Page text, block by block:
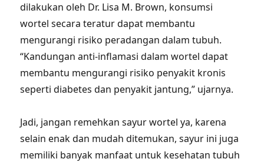
dilakukan oleh Dr. Lisa M. Brown, konsumsi
wortel secara teratur dapat membantu
mengurangi risiko peradangan dalam tubuh.
“Kandungan anti-inflamasi dalam wortel dapat
membantu mengurangi risiko penyakit kronis
seperti diabetes dan penyakit jantung,” ujarnya.
Jadi, jangan remehkan sayur wortel ya, karena
selain enak dan mudah ditemukan, sayur ini juga
memiliki banyak manfaat untuk kesehatan tubuh